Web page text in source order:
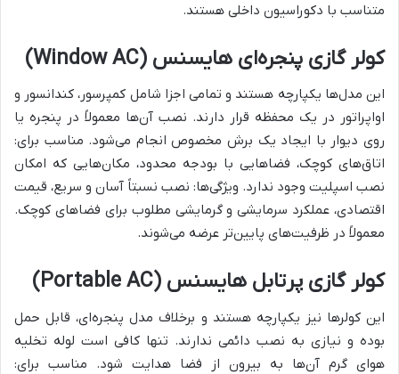
متناسب با دکوراسیون داخلی هستند.
کولر گازی پنجره‌ای هایسنس (Window AC)
این مدل‌ها یکپارچه هستند و تمامی اجزا شامل کمپرسور، کندانسور و
اواپراتور در یک محفظه قرار دارند. نصب آن‌ها معمولاً در پنجره یا
روی دیوار با ایجاد یک برش مخصوص انجام می‌شود. مناسب برای:
اتاق‌های کوچک، فضاهایی با بودجه محدود، مکان‌هایی که امکان
نصب اسپلیت وجود ندارد. ویژگی‌ها: نصب نسبتاً آسان و سریع، قیمت
اقتصادی، عملکرد سرمایشی و گرمایشی مطلوب برای فضاهای کوچک.
معمولاً در ظرفیت‌های پایین‌تر عرضه می‌شوند.
کولر گازی پرتابل هایسنس (Portable AC)
این کولرها نیز یکپارچه هستند و برخلاف مدل پنجره‌ای، قابل حمل
بوده و نیازی به نصب دائمی ندارند. تنها کافی است لوله تخلیه
هوای گرم آن‌ها به بیرون از فضا هدایت شود. مناسب برای: